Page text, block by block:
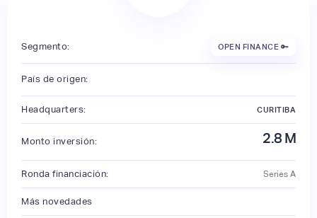
Segmento: OPEN FINANCE 🔑
País de origen:
Headquarters: CURITIBA
Monto inversión: 2.8 M
Ronda financiación: Series A
Más novedades